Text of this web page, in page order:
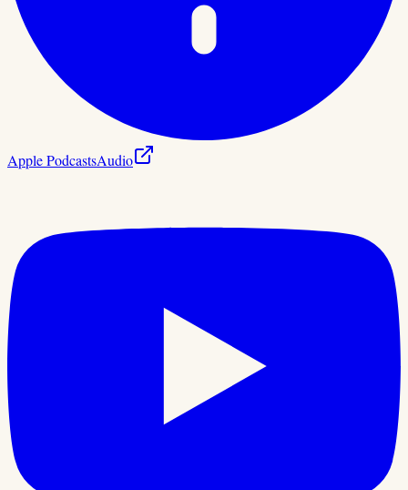
Apple PodcastsAudio